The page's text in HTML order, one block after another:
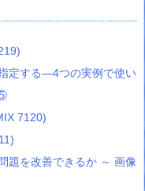
定する―4つの実例で使い
7120)
題を改善できるか ～ 画像